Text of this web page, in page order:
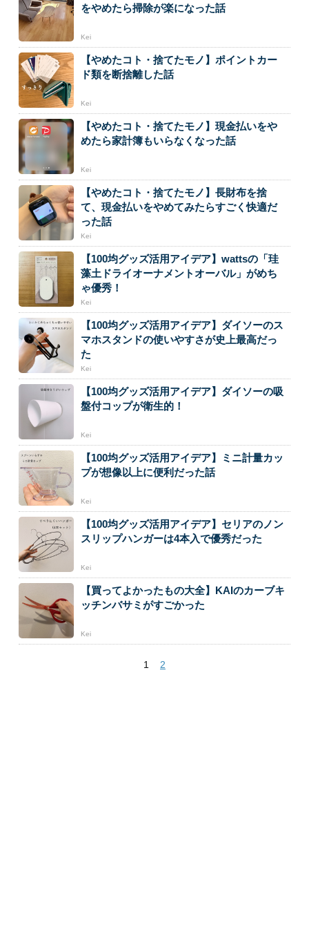
をやめたら掃除が楽になった話
Kei
【やめたコト・捨てたモノ】ポイントカー
ド類を断捨離した話
Kei
【やめたコト・捨てたモノ】現金払いをや
めたら家計簿もいらなくなった話
Kei
【やめたコト・捨てたモノ】長財布を捨
て、現金払いをやめてみたらすごく快適だ
った話
Kei
【100均グッズ活用アイデア】wattsの「珪
藻土ドライオーナメントオーバル」がめち
ゃ優秀！
Kei
【100均グッズ活用アイデア】ダイソーのス
マホスタンドの使いやすさが史上最高だっ
た
Kei
【100均グッズ活用アイデア】ダイソーの吸
盤付コップが衛生的！
Kei
【100均グッズ活用アイデア】ミニ計量カッ
プが想像以上に便利だった話
Kei
【100均グッズ活用アイデア】セリアのノン
スリップハンガーは4本入で優秀だった
Kei
【買ってよかったもの大全】KAIのカーブキ
ッチンバサミがすごかった
Kei
1 2